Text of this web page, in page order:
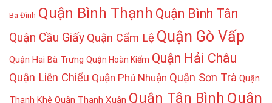
Ba Đình Quận Bình Thạnh Quận Bình Tân
Quận Cầu Giấy Quận Cẩm Lệ Quận Gò Vấp
Quận Hai Bà Trưng Quận Hoàn Kiếm Quận Hải Châu
Quận Liên Chiểu Quận Phú Nhuận Quận Sơn Trà Quận
Thanh Khê Quận Thanh Xuân Quận Tân Bình Quận